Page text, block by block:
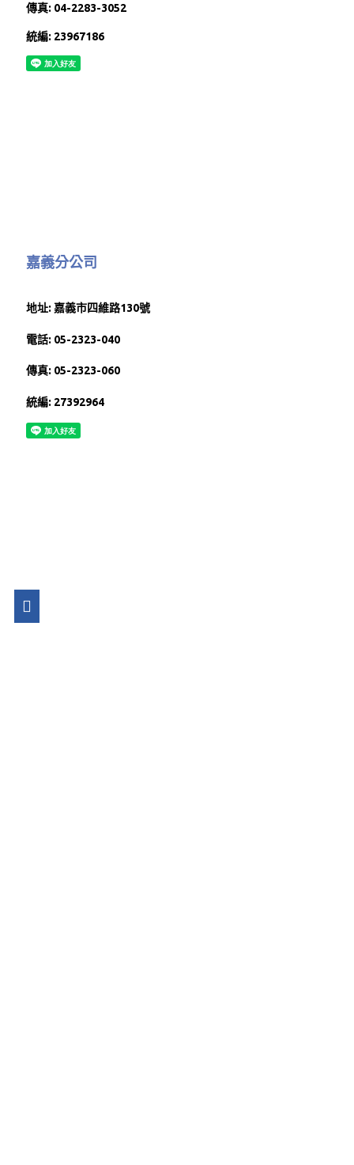
傳真: 04-2283-3052
統編: 23967186
嘉義分公司
地址: 嘉義市四維路130號
電話: 05-2323-040
傳真: 05-2323-060
統編: 27392964